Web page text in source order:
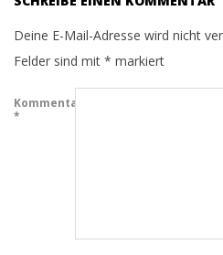
Deine E-Mail-Adresse wird nicht
Felder sind mit * markiert
Kommentar
*